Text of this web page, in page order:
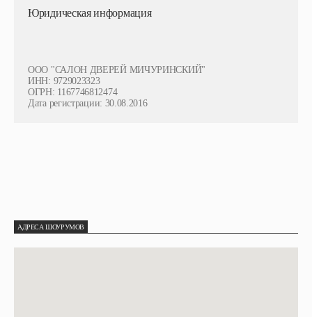
Юридическая информация
ООО "САЛОН ДВЕРЕЙ МИЧУРИНСКИЙ"
ИНН: 9729023323
ОГРН: 1167746812474
Дата регистрации: 30.08.2016
АДРЕСА ШОУРУМОВ